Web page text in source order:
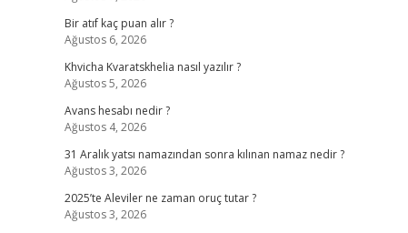
Bir atıf kaç puan alır ?
Ağustos 6, 2026
Khvicha Kvaratskhelia nasıl yazılır ?
Ağustos 5, 2026
Avans hesabı nedir ?
Ağustos 4, 2026
31 Aralık yatsı namazından sonra kılınan namaz nedir ?
Ağustos 3, 2026
2025’te Aleviler ne zaman oruç tutar ?
Ağustos 3, 2026